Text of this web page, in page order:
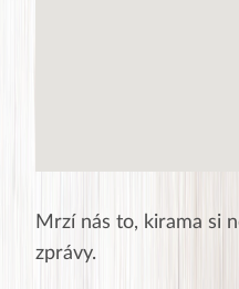
Mrzí nás to, kirama si
zprávy.